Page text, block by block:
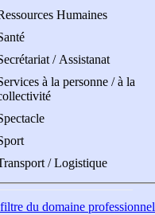
Humaines
/ Assistanat
à la personne / à la
/ Logistique
du domaine professionnel